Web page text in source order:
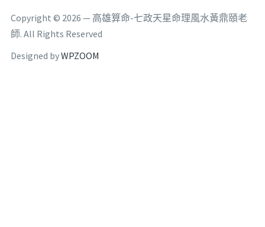
Copyright © 2026 — 高雄算命-七政天星命理風水黃鼎頤老
師. All Rights Reserved
Designed byWPZOOM